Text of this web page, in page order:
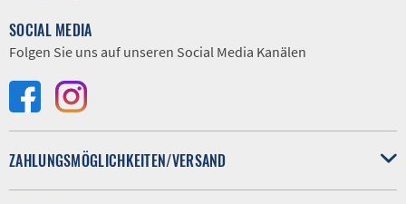
SOCIAL MEDIA
Folgen Sie uns auf unseren Social Media Kanälen
ZAHLUNGSMÖGLICHKEITEN/VERSAND